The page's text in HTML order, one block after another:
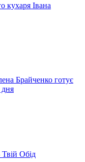
кухаря Івана
Брайченко готує
дня
Обід